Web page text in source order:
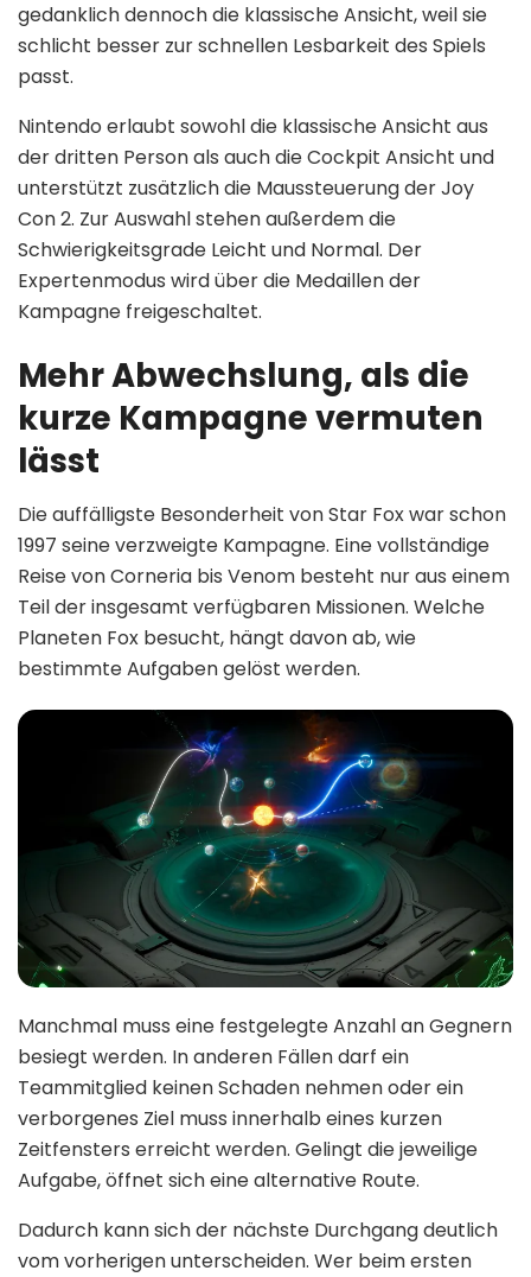
gedanklich dennoch die klassische Ansicht, weil sie
schlicht besser zur schnellen Lesbarkeit des Spiels
passt.
Nintendo erlaubt sowohl die klassische Ansicht aus
der dritten Person als auch die Cockpit Ansicht und
unterstützt zusätzlich die Maussteuerung der Joy
Con 2. Zur Auswahl stehen außerdem die
Schwierigkeitsgrade Leicht und Normal. Der
Expertenmodus wird über die Medaillen der
Kampagne freigeschaltet.
Mehr Abwechslung, als die
kurze Kampagne vermuten
lässt
Die auffälligste Besonderheit von Star Fox war schon
1997 seine verzweigte Kampagne. Eine vollständige
Reise von Corneria bis Venom besteht nur aus einem
Teil der insgesamt verfügbaren Missionen. Welche
Planeten Fox besucht, hängt davon ab, wie
bestimmte Aufgaben gelöst werden.
Manchmal muss eine festgelegte Anzahl an Gegnern
besiegt werden. In anderen Fällen darf ein
Teammitglied keinen Schaden nehmen oder ein
verborgenes Ziel muss innerhalb eines kurzen
Zeitfensters erreicht werden. Gelingt die jeweilige
Aufgabe, öffnet sich eine alternative Route.
Dadurch kann sich der nächste Durchgang deutlich
vom vorherigen unterscheiden. Wer beim ersten